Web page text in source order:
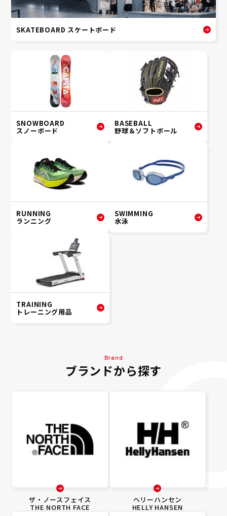
SKATEBOARD スケートボード
SNOWBOARD
スノーボード
BASEBALL
野球＆ソフトボール
RUNNING
ランニング
SWIMMING
水泳
TRAINING
トレーニング用品
Brand
ブランドから探す
ザ・ノースフェイス
THE NORTH FACE
ヘリーハンセン
HELLY HANSEN